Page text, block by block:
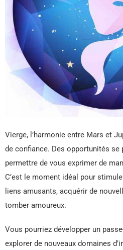
Vierge, l’harmonie entre Mars et
de confiance. Des opportunités se
permettre de vous exprimer de
C’est le moment idéal pour
liens amusants, acquérir de
tomber amoureux.
Vous pourriez développer un
explorer de nouveaux domaines